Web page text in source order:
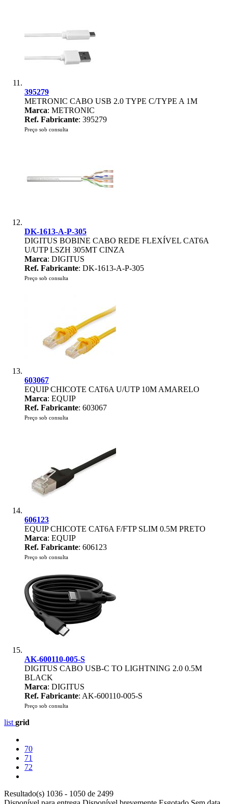
395279
METRONIC CABO USB 2.0 TYPE C/TYPE A 1M
Marca: METRONIC
Ref. Fabricante: 395279
Preço sob consulta
DK-1613-A-P-305
DIGITUS BOBINE CABO REDE FLEXÍVEL CAT6A
U/UTP LSZH 305MT CINZA
Marca: DIGITUS
Ref. Fabricante: DK-1613-A-P-305
Preço sob consulta
603067
EQUIP CHICOTE CAT6A U/UTP 10M AMARELO
Marca: EQUIP
Ref. Fabricante: 603067
Preço sob consulta
606123
EQUIP CHICOTE CAT6A F/FTP SLIM 0.5M PRETO
Marca: EQUIP
Ref. Fabricante: 606123
Preço sob consulta
AK-600110-005-S
DIGITUS CABO USB-C TO LIGHTNING 2.0 0.5M
BLACK
Marca: DIGITUS
Ref. Fabricante: AK-600110-005-S
Preço sob consulta
list grid
70
71
72
Resultado(s) 1036 - 1050 de 2499